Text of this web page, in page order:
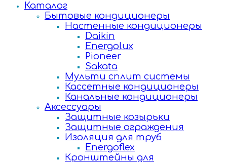
Каталог
Бытовые кондиционеры
Настенные кондиционеры
Daikin
Energolux
Pioneer
Sakata
Мульти сплит системы
Кассетные кондиционеры
Канальные кондиционеры
Аксессуары
Защитные козырьки
Защитные ограждения
Изоляция для труб
Energoflex
Кронштейны для